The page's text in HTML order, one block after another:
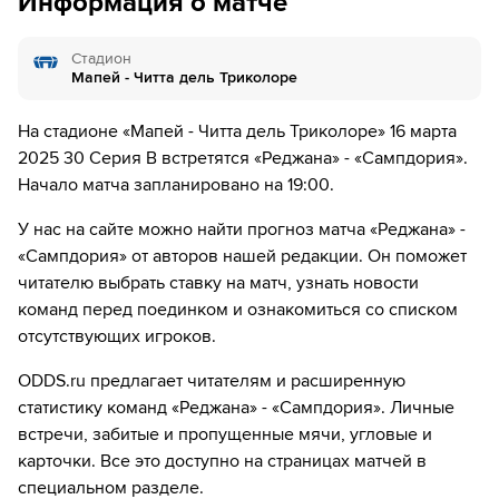
10´ В городе Реджио Эмилия назначили штрафной,
11´ Сампдория вбросит из-за боковой.
Джанлука Орелиано назначает вбрасывание,
Сампдория выполнит вбрасывание.
12´ Вбрасывание команды Сампдория.
13´ Вбрасывание команды Реджана 1919 на стадионе
Гиглио.
14´ Сампдория вбросит из-за боковой.
половине.
15´ Штрафной удар у команды Сампдория.
Стадион
Мапей - Читта дель Триколоре
На стадионе «Мапей - Читта дель Триколоре» 16 марта
2025 30 Серия B встретятся «Реджана» - «Сампдория».
Начало матча запланировано на 19:00.
У нас на сайте можно найти прогноз матча «Реджана» -
«Сампдория» от авторов нашей редакции. Он поможет
читателю выбрать ставку на матч, узнать новости
команд перед поединком и ознакомиться со списком
отсутствующих игроков.
ODDS.ru предлагает читателям и расширенную
статистику команд «Реджана» - «Сампдория». Личные
встречи, забитые и пропущенные мячи, угловые и
карточки. Все это доступно на страницах матчей в
специальном разделе.